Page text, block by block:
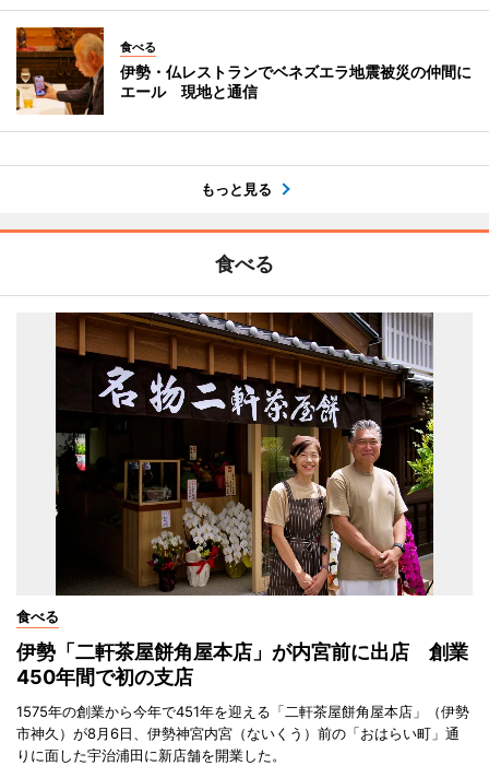
食べる
伊勢・仏レストランでベネズエラ地震被災の仲間に
エール 現地と通信
もっと見る
食べる
食べる
伊勢「二軒茶屋餅角屋本店」が内宮前に出店 創業
450年間で初の支店
1575年の創業から今年で451年を迎える「二軒茶屋餅角屋本店」（伊勢
市神久）が8月6日、伊勢神宮内宮（ないくう）前の「おはらい町」通
りに面した宇治浦田に新店舗を開業した。